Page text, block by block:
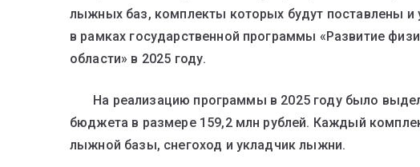
лыжных баз, комплекты которых будут поставлены и
в рамках государственной программы «Развитие
области» в 2025 году.
На реализацию программы в 2025 году было
бюджета в размере 159,2 млн рублей. Каждый
лыжной базы, снегоход и укладчик лыжни.